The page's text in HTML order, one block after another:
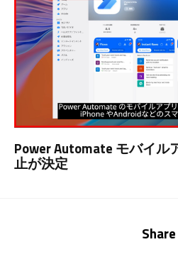
Power Automate モバイル
止が決定
Share